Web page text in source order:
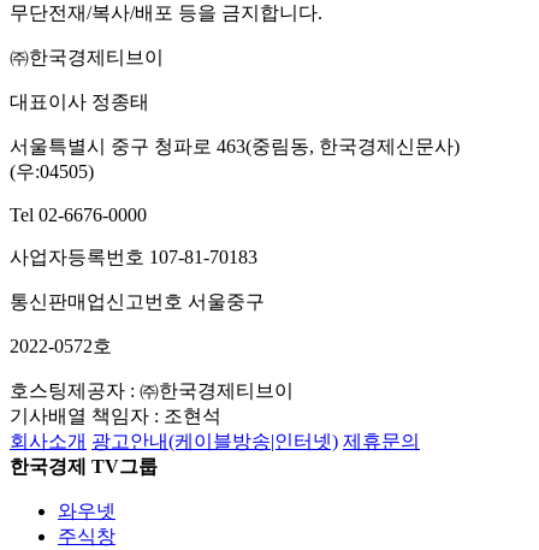
무단전재/복사/배포 등을 금지합니다.
㈜한국경제티브이
대표이사 정종태
서울특별시 중구 청파로 463(중림동, 한국경제신문사)
(우:04505)
Tel 02-6676-0000
사업자등록번호 107-81-70183
통신판매업신고번호 서울중구
2022-0572호
호스팅제공자 : ㈜한국경제티브이
기사배열 책임자 : 조현석
회사소개 광고안내(케이블방송|인터넷) 제휴문의
한국경제 TV그룹
와우넷
주식창